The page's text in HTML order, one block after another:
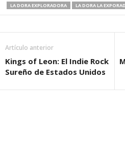
LA DORA EXPLORADORA
LA DORA LA
Artículo anterior
Kings of Leon: El Indie Rock
Sureño de Estados Unidos